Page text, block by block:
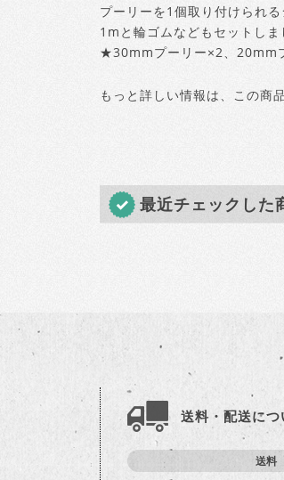
プーリーを1個取り付けられ
1mと輪ゴムなどもセットしま
★30mmプーリー×2、20mm
もっと詳しい情報は、この商
最近チェックした
送料・配送につ
送料